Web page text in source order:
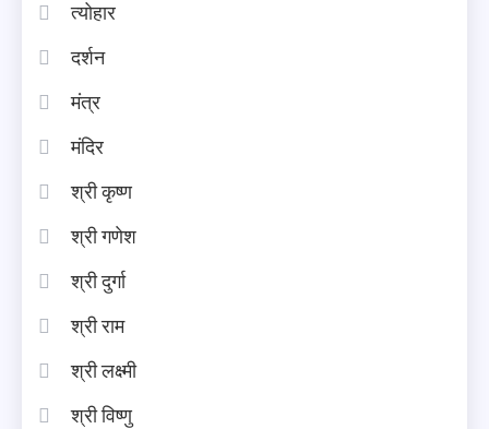
त्योहार
दर्शन
मंत्र
मंदिर
श्री कृष्ण
श्री गणेश
श्री दुर्गा
श्री राम
श्री लक्ष्मी
श्री विष्णु